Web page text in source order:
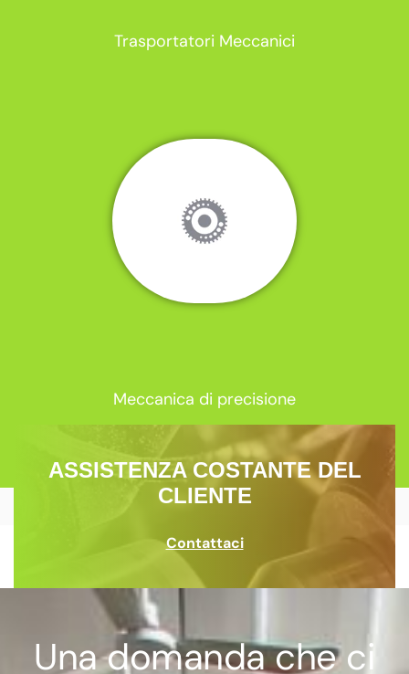
Trasportatori Meccanici
Meccanica di precisione
ASSISTENZA COSTANTE DEL
CLIENTE
Contattaci
Una domanda che ci